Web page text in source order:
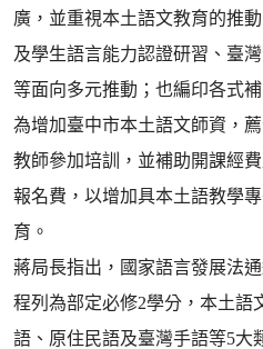
廣，並重視本土語文教育的推
及學生語言能力認證研習、臺
等面向多元推動；也編印各式
為增加臺中市本土語文師資，
教師參加培訓，並補助開課經
報名費，以增加具本土語教學
育。
蔣局長指出，國家語言發展法
程列為部定必修2學分，本土語
語、原住民語及臺灣手語等5大